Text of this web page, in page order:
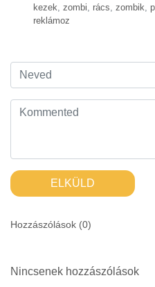
kezek, zombi, rács, zombik,
reklámoz
ELKÜLD
Hozzászólások (0)
Nincsenek hozzászólások